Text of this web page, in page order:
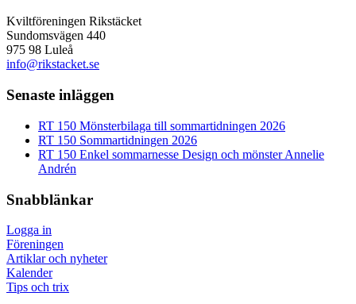
Kviltföreningen Rikstäcket
Sundomsvägen 440
975 98 Luleå
info@rikstacket.se
Senaste inläggen
RT 150 Mönsterbilaga till sommartidningen 2026
RT 150 Sommartidningen 2026
RT 150 Enkel sommarnesse Design och mönster Annelie
Andrén
Snabblänkar
Logga in
Föreningen
Artiklar och nyheter
Kalender
Tips och trix